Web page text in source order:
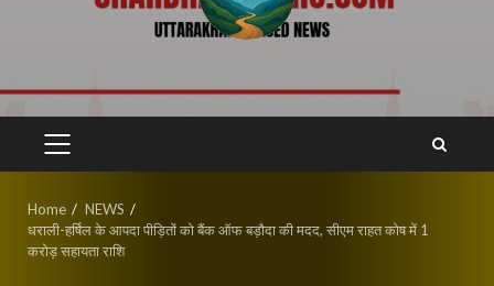
PRIMARY
Home
NEWS
धराली-हर्षिल के आपदा पीड़ितों को बैंक ऑफ बड़ौदा की मदद, सीएम राहत कोष में 1
करोड़ सहायता राशि